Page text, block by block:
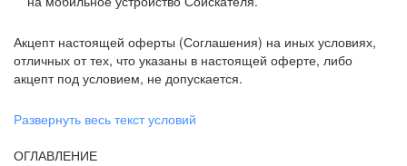
Акцепт настоящей оферты (Соглашения) на иных условиях,
отличных от тех, что указаны в настоящей оферте, либо
акцепт под условием, не допускается.
Развернуть весь текст условий
ОГЛАВЛЕНИЕ